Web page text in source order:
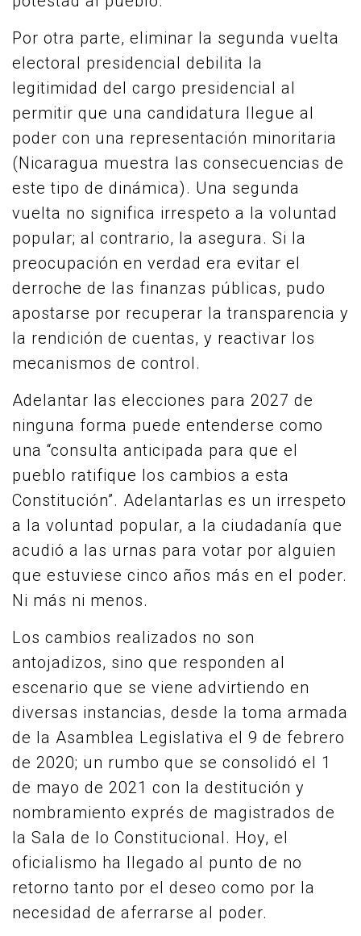
Por otra parte, eliminar la segunda vuelta
electoral presidencial debilita la
legitimidad del cargo presidencial al
permitir que una candidatura llegue al
poder con una representación minoritaria
(Nicaragua muestra las consecuencias de
este tipo de dinámica). Una segunda
vuelta no significa irrespeto a la voluntad
popular; al contrario, la asegura. Si la
preocupación en verdad era evitar el
derroche de las finanzas públicas, pudo
apostarse por recuperar la transparencia y
la rendición de cuentas, y reactivar los
mecanismos de control.
Adelantar las elecciones para 2027 de
ninguna forma puede entenderse como
una “consulta anticipada para que el
pueblo ratifique los cambios a esta
Constitución”. Adelantarlas es un irrespeto
a la voluntad popular, a la ciudadanía que
acudió a las urnas para votar por alguien
que estuviese cinco años más en el poder.
Ni más ni menos.
Los cambios realizados no son
antojadizos, sino que responden al
escenario que se viene advirtiendo en
diversas instancias, desde la toma armada
de la Asamblea Legislativa el 9 de febrero
de 2020; un rumbo que se consolidó el 1
de mayo de 2021 con la destitución y
nombramiento exprés de magistrados de
la Sala de lo Constitucional. Hoy, el
oficialismo ha llegado al punto de no
retorno tanto por el deseo como por la
necesidad de aferrarse al poder.